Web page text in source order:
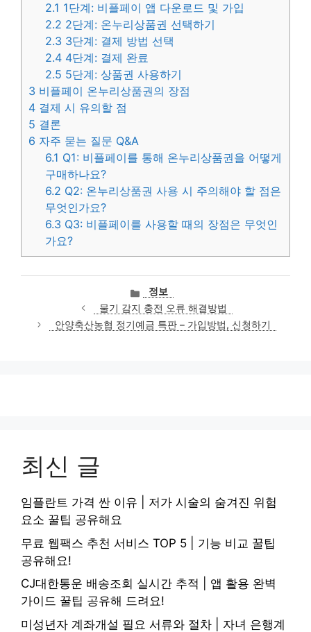
2.1 1단계: 비플페이 앱 다운로드 및 가입
2.2 2단계: 온누리상품권 선택하기
2.3 3단계: 결제 방법 선택
2.4 4단계: 결제 완료
2.5 5단계: 상품권 사용하기
3 비플페이 온누리상품권의 장점
4 결제 시 유의할 점
5 결론
6 자주 묻는 질문 Q&A
6.1 Q1: 비플페이를 통해 온누리상품권을 어떻게
구매하나요?
6.2 Q2: 온누리상품권 사용 시 주의해야 할 점은
무엇인가요?
6.3 Q3: 비플페이를 사용할 때의 장점은 무엇인
가요?
카
테
고
리
정보
물기 감지 충전 오류 해결방법
안양축산농협 정기예금 특판 – 가입방법, 신청하기
최신 글
임플란트 가격 싼 이유 | 저가 시술의 숨겨진 위험
요소 꿀팁 공유해요
무료 웹팩스 추천 서비스 TOP 5 | 기능 비교 꿀팁
공유해요!
CJ대한통운 배송조회 실시간 추적 | 앱 활용 완벽
가이드 꿀팁 공유해 드려요!
미성년자 계좌개설 필요 서류와 절차 | 자녀 은행계